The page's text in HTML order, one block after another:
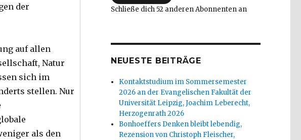
der
auf allen
Natur
sich im
stellen. Nur
als den
Schließe dich 52 anderen Abonnenten an
NEUESTE BEITRÄGE
Kontaktstudium im Sommersemester
2026 an der Evangelischen Fakultät der
Universität Leipzig, Joachim Leberecht,
Herzogenrath 2026
Bonhoeffers Denken bleibt lebendig,
Rezension von Christoph Fleischer,